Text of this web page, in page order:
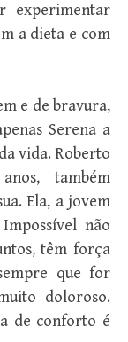
experimentar
a dieta e com
e de bravura,
Serena a
vida. Roberto
também
Ela, a jovem
não
têm força
que for
doloroso.
de conforto é